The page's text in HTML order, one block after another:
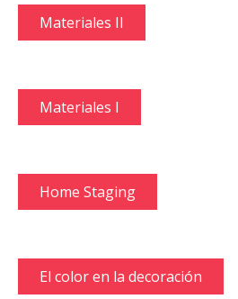
Materiales II
Materiales I
Home Staging
El color en la decoración